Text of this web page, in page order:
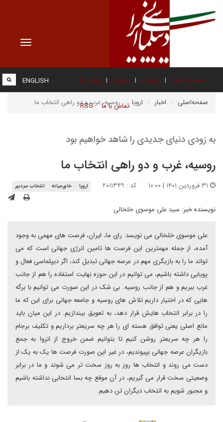
Toggle
صفحه نخست درباره ما عضویت پیوند ها
تماس با ما RSS
ENGLISH
صفحه‌اصلی اخبار اروپا روسیه، غرب و دو راهی انتخاب ما
به زودی دنیای جدیدی را شاهد خواهیم بود
روسیه، غرب و دو راهی انتخاب ما
کد : ۲۰۱۱۳۴۹ اروپا خاورمیانه انتخاب سردبیر
نویسنده خبر: سید علی موسوی خلخالی
علی موسوی خلخالی می نویسد: رای ما، ایران، فرصت های مهمی به وجود
آمده، از جمله مهمترین این فرصت ها تامین انرژی جهانی است که می
تواند ما را به بازیگری مهم در عرصه جهانی تبدیل کند، اگر دیپلماسی فعال و
پویایی داشته باشیم، می توانیم در این حوزه نهایت استفاده را هم از جانب
غرب ببریم و هم از جانب روسیه. بی شک در این صورت می توانیم با برگه
هایی که در اختیار داریم تلاش های روسیه و جامعه جهانی برای این که ما
را در برابر انتخاب هایش قرار دهد، به تعویق بیندازیم. در این میان باید
مانع اصلی یعنی توافق هسته ای را هر چه سریعتر برداریم و تکلیف برجام
را هر چه سریعتر روشن کنیم تا بتوانیم ضمن خروج از انزوا به جمع
بازیگران عرصه جهانی بپیوندیم، در غیر این صورت فرصت ها یک به یک از
دست می روند و انتخاب ها روز به روز سخت تر می شوند و ما در برابر
وضعیتی سخت قرار می گیریم، در آن موقع چه بسا انتخابی نداشته باشیم
و مجبور شویم به انتخاب دیگران تن دهیم.